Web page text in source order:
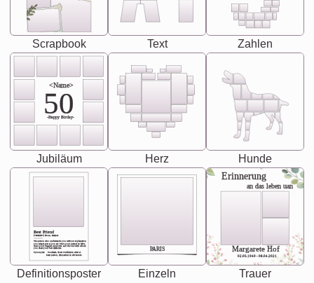
Scrapbook Text Zahlen
<Name>
50
-Happy Birday-
Jubiläum Herz Hunde
Best Friend
[<NAME>] Noun, feminie
Synonyms: Soulmate, closet confidante, sister at
heart person, life partner in adventure.
The person who understands you without explanation
you accepts just as you are. She's your partner in life's,
chaos your biggest supporter, and the one with whom
you share your best memories.
Definitionsposter
PARIS
Einzeln
Erinnerung
an das leben uan
Margarete Hof
02.05.1940 - 08.04.2021
Trauer